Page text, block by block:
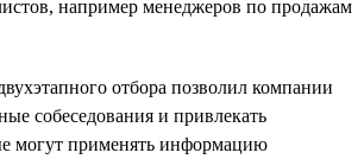
например менеджеров по продажам
отбора позволил компании
собеседования и привлекать
могут применять информацию